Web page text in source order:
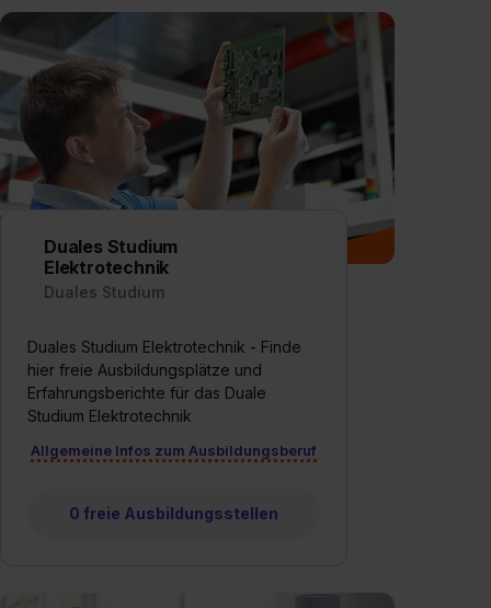
Duales Studium
Elektrotechnik
Duales Studium
Duales Studium Elektrotechnik - Finde
hier freie Ausbildungsplätze und
Erfahrungsberichte für das Duale
Studium Elektrotechnik
Allgemeine Infos zum Ausbildungsberuf
0 freie Ausbildungsstellen